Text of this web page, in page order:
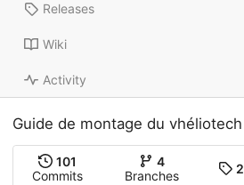
Releases
Wiki
Activity
Guide de montage du vhéliotech
101
Commits
4
Branches
2